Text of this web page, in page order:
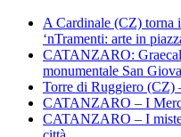
A Cardinale (CZ) torna
‘nTramenti: arte in
CATANZARO:
monumentale San
Torre di Ruggiero (CZ)
CATANZARO – I
CATANZARO – I